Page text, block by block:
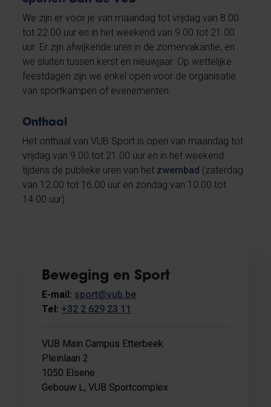
We zijn er voor je van maandag tot vrijdag van 8.00
tot 22.00 uur en in het weekend van 9.00 tot 21.00
uur. Er zijn afwijkende uren in de zomervakantie, en
we sluiten tussen kerst en nieuwjaar. Op wettelijke
feestdagen zijn we enkel open voor de organisatie
van sportkampen of evenementen.
Onthaal
Het onthaal van VUB Sport is open van maandag tot
vrijdag van 9.00 tot 21.00 uur en in het weekend
tijdens de publieke uren van het zwembad (zaterdag
van 12.00 tot 16.00 uur en zondag van 10.00 tot
14.00 uur).
Beweging en Sport
E-mail: sport@vub.be
Tel: +32 2 629 23 11
VUB Main Campus Etterbeek
Pleinlaan 2
1050 Elsene
Gebouw L, VUB Sportcomplex